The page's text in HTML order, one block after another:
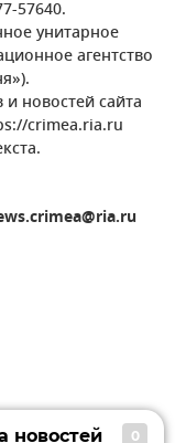
57640.
унитарное
агентство
новостей сайта
crimea.ria.ru
новостей 0